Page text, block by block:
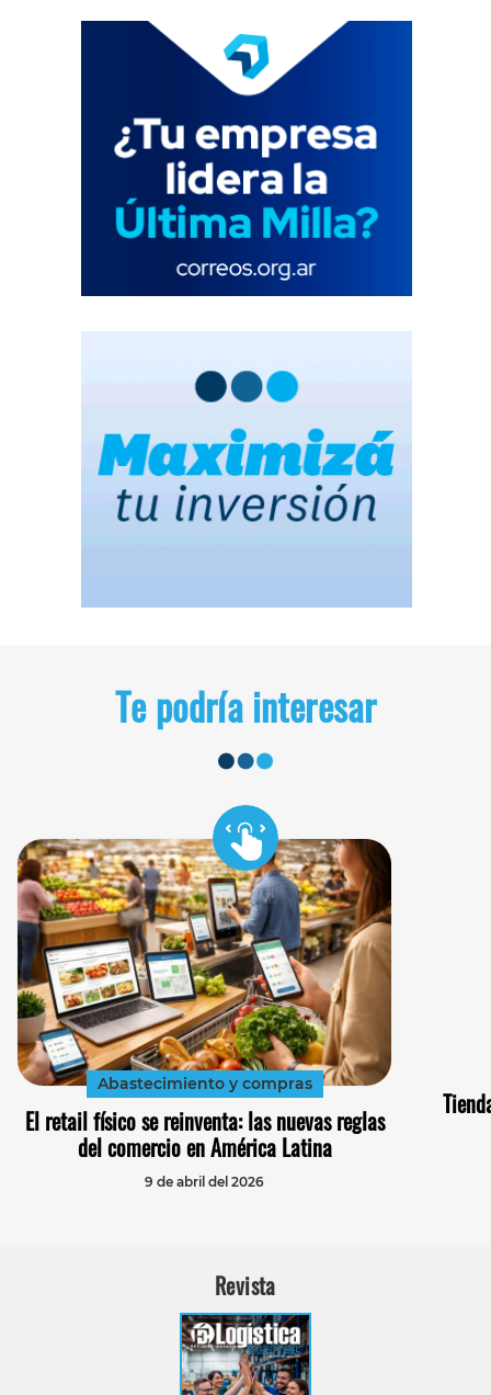
Te podría interesar
Abastecimiento y compras
El retail físico se reinventa: las nuevas reglas
del comercio en América Latina
9 de abril del 2026
Revista